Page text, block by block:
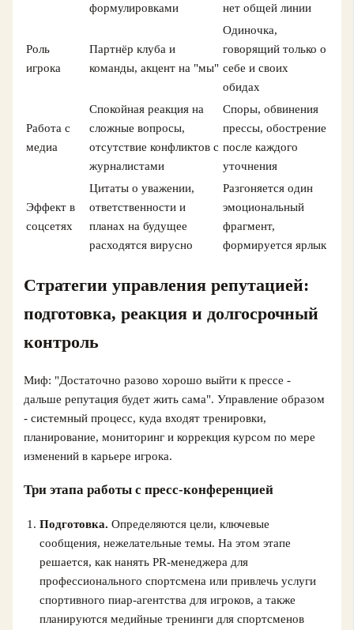
формулировками
нет общей линии
Роль
игрока
Партнёр клуба и
команды, акцент на "мы"
Одиночка,
говорящий только о
себе и своих
обидах
Работа с
медиа
Спокойная реакция на
сложные вопросы,
отсутствие конфликтов с
журналистами
Споры, обвинения
прессы, обострение
после каждого
уточнения
Эффект в
соцсетях
Цитаты о уважении,
ответственности и
планах на будущее
расходятся вирусно
Разгоняется один
эмоциональный
фрагмент,
формируется ярлык
Стратегии управления репутацией:
подготовка, реакция и долгосрочный
контроль
Миф: "Достаточно разово хорошо выйти к прессе -
дальше репутация будет жить сама". Управление образом
- системный процесс, куда входят тренировки,
планирование, мониторинг и коррекция курсом по мере
изменений в карьере игрока.
Три этапа работы с пресс-конференцией
Подготовка. Определяются цели, ключевые
сообщения, нежелательные темы. На этом этапе
решается, как нанять PR-менеджера для
профессионального спортсмена или привлечь услуги
спортивного пиар-агентства для игроков, а также
планируются медийные тренинги для спортсменов